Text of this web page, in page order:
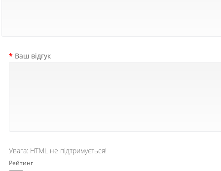
Ваш відгук
Увага: HTML не підтримується!
Рейтинг